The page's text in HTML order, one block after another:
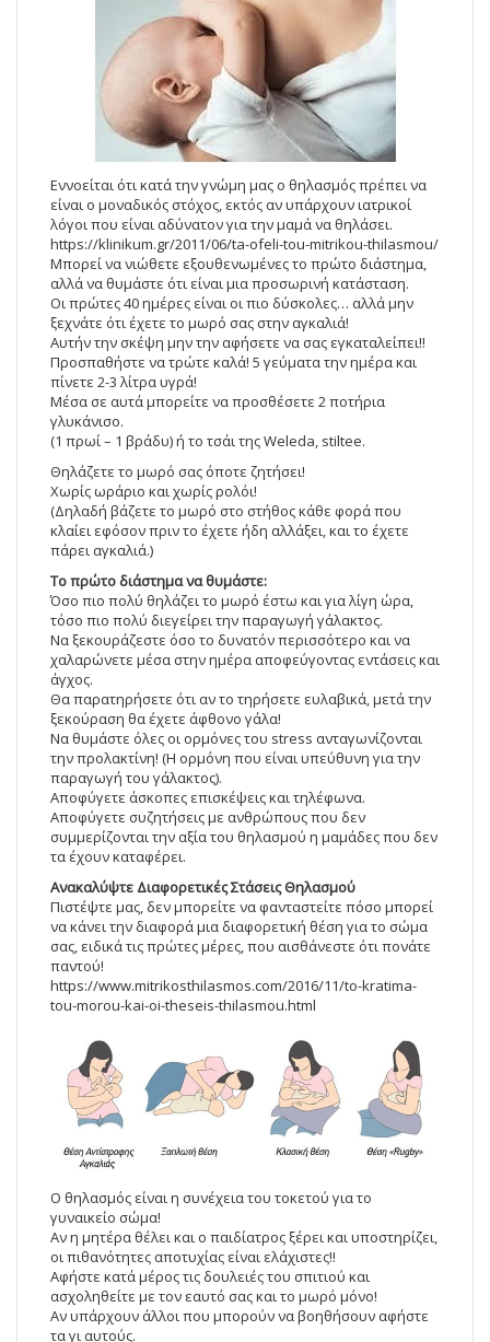
Εννοείται ότι κατά την γνώμη μας ο θηλασμός πρέπει να
είναι ο μοναδικός στόχος, εκτός αν υπάρχουν ιατρικοί
λόγοι που είναι αδύνατον για την μαμά να θηλάσει.
https://klinikum.gr/2011/06/ta-ofeli-tou-mitrikou-thilasmou/
Μπορεί να νιώθετε εξουθενωμένες το πρώτο διάστημα,
αλλά να θυμάστε ότι είναι μια προσωρινή κατάσταση.
Οι πρώτες 40 ημέρες είναι οι πιο δύσκολες… αλλά μην
ξεχνάτε ότι έχετε το μωρό σας στην αγκαλιά!
Αυτήν την σκέψη μην την αφήσετε να σας εγκαταλείπει!!
Προσπαθήστε να τρώτε καλά! 5 γεύματα την ημέρα και
πίνετε 2-3 λίτρα υγρά!
Μέσα σε αυτά μπορείτε να προσθέσετε 2 ποτήρια
γλυκάνισο.
(1 πρωί – 1 βράδυ) ή το τσάι της Weleda, stiltee.
Θηλάζετε το μωρό σας όποτε ζητήσει!
Χωρίς ωράριο και χωρίς ρολόι!
(Δηλαδή βάζετε το μωρό στο στήθος κάθε φορά που
κλαίει εφόσον πριν το έχετε ήδη αλλάξει, και το έχετε
πάρει αγκαλιά.)
Το πρώτο διάστημα να θυμάστε:
Όσο πιο πολύ θηλάζει το μωρό έστω και για λίγη ώρα,
τόσο πιο πολύ διεγείρει την παραγωγή γάλακτος.
Να ξεκουράζεστε όσο το δυνατόν περισσότερο και να
χαλαρώνετε μέσα στην ημέρα αποφεύγοντας εντάσεις και
άγχος.
Θα παρατηρήσετε ότι αν το τηρήσετε ευλαβικά, μετά την
ξεκούραση θα έχετε άφθονο γάλα!
Να θυμάστε όλες οι ορμόνες του stress ανταγωνίζονται
την προλακτίνη! (Η ορμόνη που είναι υπεύθυνη για την
παραγωγή του γάλακτος).
Αποφύγετε άσκοπες επισκέψεις και τηλέφωνα.
Αποφύγετε συζητήσεις με ανθρώπους που δεν
συμμερίζονται την αξία του θηλασμού η μαμάδες που δεν
τα έχουν καταφέρει.
Ανακαλύψτε Διαφορετικές Στάσεις Θηλασμού
Πιστέψτε μας, δεν μπορείτε να φανταστείτε πόσο μπορεί
να κάνει την διαφορά μια διαφορετική θέση για το σώμα
σας, ειδικά τις πρώτες μέρες, που αισθάνεστε ότι πονάτε
παντού!
https://www.mitrikosthilasmos.com/2016/11/to-kratima-
tou-morou-kai-oi-theseis-thilasmou.html
Ο θηλασμός είναι η συνέχεια του τοκετού για το
γυναικείο σώμα!
Αν η μητέρα θέλει και ο παιδίατρος ξέρει και υποστηρίζει,
οι πιθανότητες αποτυχίας είναι ελάχιστες!!
Αφήστε κατά μέρος τις δουλειές του σπιτιού και
ασχοληθείτε με τον εαυτό σας και το μωρό μόνο!
Αν υπάρχουν άλλοι που μπορούν να βοηθήσουν αφήστε
τα γι αυτούς.